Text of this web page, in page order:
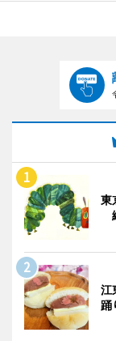
東
江
踊